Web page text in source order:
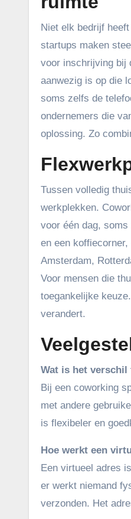
Niet elk bedrijf
startups maken
voor inschrijving bij
aanwezig is op die
soms zelfs de
ondernemers die
oplossing. Zo
Tussen volledig
werkplekken.
voor één dag,
en een
Amsterdam,
Voor mensen die
toegankelijke
verandert.
Wat is het verschil
Bij een coworking
met andere
is flexibeler en
Hoe werkt een
Een virtueel adres
er werkt niemand
verzonden. Het